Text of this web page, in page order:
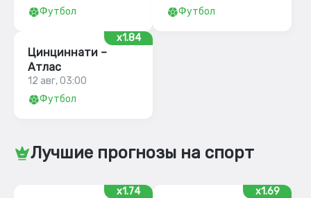
Футбол
Футбол
x1.84
Цинциннати –
Атлас
12 авг, 03:00
Футбол
Лучшие прогнозы на спорт
x1.74 x1.69